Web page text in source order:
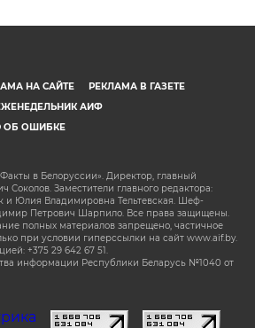
НА САЙТЕ
РЕКЛАМА В ГАЗЕТЕ
АИФ
ОБ ОШИБКЕ
в Белоруссии». Директор, главный
Соколов. Заместители главного редактора:
Юлия Владимировна Тельтевская. Шеф-
Петрович Шарпило. Все права защищены.
полных материалов запрещено, частичное
при условии гиперссылки на сайт www.aif.by.
+375 29 642 67 51.
информации Республики Беларусь №1040 от